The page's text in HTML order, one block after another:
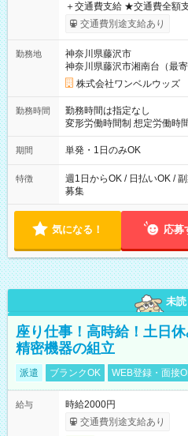
＋交通費支給 ★交通費全額支給！ ┗案件により規定あり ★日払
いOK！（規定あり） ┗働い
ンビニATMから 日払い分を引き落と
交通費別途支給あり
勤務地
神奈川県藤沢市
神奈川県藤沢市湘南台（最寄
株式会社ワンベルウッズ
勤務時間
勤務時間は指定なし
変形労働時間制 想定労働時間160時間/月 【
～21：00
期間 単発・1日のみOK
特徴
週1日からOK / 日払いOK /
募集
気になる！ 応募
未読
座り仕事！高時給！土日
精密機器の組立
派遣 ブランクOK WEB登録・面接
給与
時給2000円
交通費別途支給あり